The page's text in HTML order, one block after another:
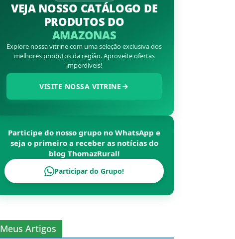
VEJA NOSSO CATÁLOGO DE
PRODUTOS DO
AMAZONAS
Explore nossa vitrine com uma seleção exclusiva dos
melhores produtos da região. Aproveite ofertas
imperdíveis!
VISITE NOSSA VITRINE
Participe do nosso grupo no WhatsApp e
seja o primeiro a receber as notícias do
blogThomazRural!
Participar do Grupo!
Meus Artigos